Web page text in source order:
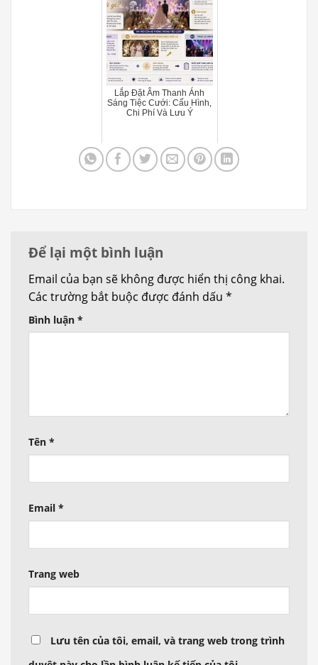
Lắp Đặt Âm Thanh Ánh
Sáng Tiệc Cưới: Cấu Hình,
Chi Phí Và Lưu Ý
Để lại một bình luận
Email của bạn sẽ không được hiển thị công khai.
Các trường bắt buộc được đánh dấu *
Bình luận *
Tên *
Email *
Trang web
Lưu tên của tôi, email, và trang web trong trình